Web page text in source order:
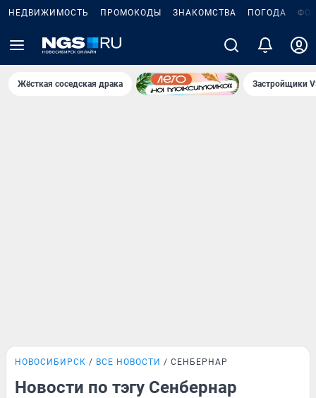
НЕДВИЖИМОСТЬ ПРОМОКОДЫ ЗНАКОМСТВА ПОГОДА
Жёсткая соседская драка Застройщики
НОВОСИБИРСК ВСЕ НОВОСТИ СЕНБЕРНАР
Новости по тэгу Сенбернар